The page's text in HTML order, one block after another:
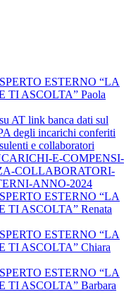
ESTERNO “LA
TI ASCOLTA” Paola
AT link banca dati sul
degli incarichi conferiti
e collaboratori
E-COMPENSI-
COLLABORATORI-
ANNO-2024
ESTERNO “LA
TI ASCOLTA” Renata
ESTERNO “LA
TI ASCOLTA” Chiara
ESTERNO “LA
TI ASCOLTA” Barbara